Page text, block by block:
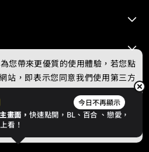
Entertainment Co., Ltd.
今日不再顯示
畫面，快速點開，BL、 百合 、戀愛，
看！
您帶來更優質的使用體驗，若您點
站，即表示您同意我們使用第三方
見隱私權政策。
我同意